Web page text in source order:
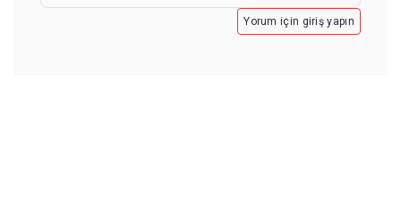
Yorum için giriş yapın